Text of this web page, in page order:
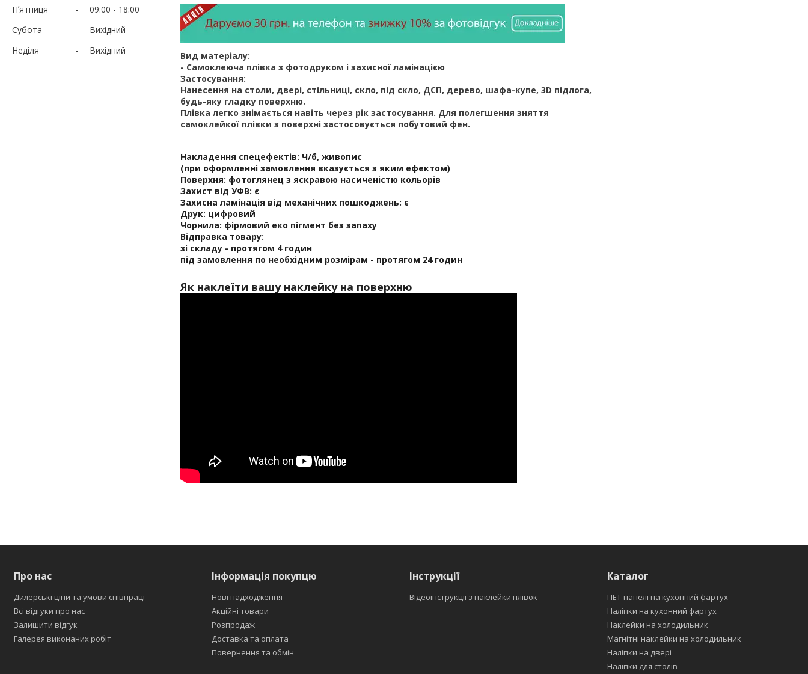
Пʼятниця
09:00
18:00
Субота
Вихідний
Неділя
Вихідний
Вид матеріалу:
- Самоклеюча плівка з фотодруком і захисної ламінацією
Застосування:
Нанесення на столи, двері, стільниці, скло, під скло, ДСП, дерево, шафа-купе, 3D підлога,
будь-яку гладку поверхню.
Плівка легко знімається навіть через рік застосування. Для полегшення зняття
самоклейкої плівки з поверхні застосовується побутовий фен.
Накладення спецефектів: Ч/б, живопис
(при оформленні замовлення вказується з яким ефектом)
Поверхня: фотоглянец з яскравою насиченістю кольорів
Захист від УФВ: є
Захисна ламінація від механічних пошкоджень: є
Друк: цифровий
Чорнила: фірмовий еко пігмент без запаху
Відправка товару:
зі складу - протягом 4 годин
під замовлення по необхідним розмірам - протягом 24 годин
Як наклеїти вашу наклейку на поверхню
Про нас
Дилерські ціни та умови співпраці
Всі відгуки про нас
Залишити відгук
Галерея виконаних робіт
Інформація покупцю
Нові надходження
Акційні товари
Розпродаж
Доставка та оплата
Повернення та обмін
Інструкції
Відеоінструкції з наклейки плівок
Каталог
ПЕТ-панелі на кухонний фартух
Наліпки на кухонний фартух
Наклейки на холодильник
Магнітні наклейки на холодильник
Наліпки на двері
Наліпки для столів